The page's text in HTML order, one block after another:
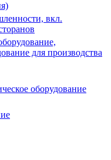
вкл.
для производства
оборудование